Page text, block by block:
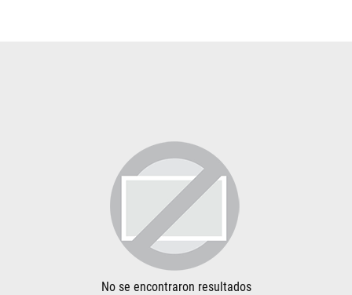
No se encontraron resultados